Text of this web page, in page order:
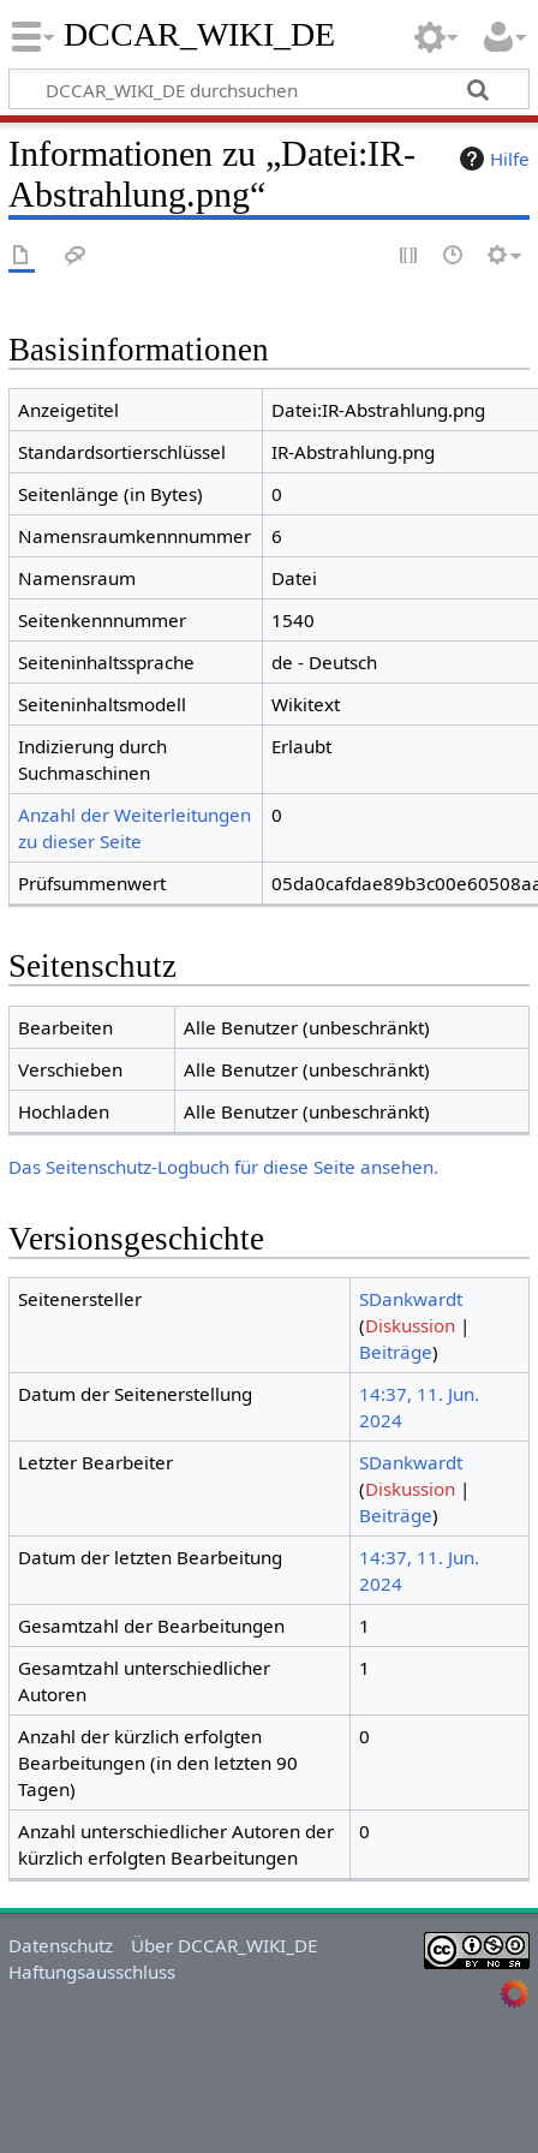
DCCAR_WIKI_DE
Hilfe
Informationen zu „Datei:IR-
Abstrahlung.png“
Basisinformationen
Anzeigetitel
Datei:IR-Abstrahlung.png
Standardsortierschlüssel
IR-Abstrahlung.png
Seitenlänge (in Bytes)
0
Namensraumkennnummer
6
Namensraum
Datei
Seitenkennnummer
1540
Seiteninhaltssprache
de - Deutsch
Seiteninhaltsmodell
Wikitext
Indizierung durch
Suchmaschinen
Erlaubt
Anzahl der Weiterleitungen
zu dieser Seite
0
Prüfsummenwert
Seitenschutz
Bearbeiten
Alle Benutzer (unbeschränkt)
Verschieben
Alle Benutzer (unbeschränkt)
Hochladen
Alle Benutzer (unbeschränkt)
Das Seitenschutz-Logbuch für diese Seite ansehen.
Versionsgeschichte
Seitenersteller
SDankwardt
(Diskussion |
Beiträge)
Datum der Seitenerstellung
14:37, 11. Jun.
2024
Letzter Bearbeiter
SDankwardt
(Diskussion |
Beiträge)
Datum der letzten Bearbeitung
14:37, 11. Jun.
2024
Gesamtzahl der Bearbeitungen
1
Gesamtzahl unterschiedlicher
Autoren
1
Anzahl der kürzlich erfolgten
Bearbeitungen (in den letzten 90
Tagen)
0
Anzahl unterschiedlicher Autoren der
kürzlich erfolgten Bearbeitungen
0
Datenschutz
Über DCCAR_WIKI_DE
Haftungsausschluss